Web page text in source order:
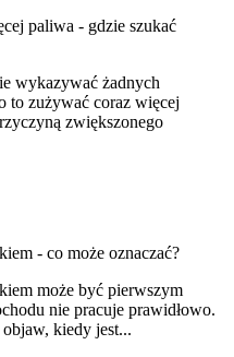
paliwa - gdzie szukać
wykazywać żadnych
to zużywać coraz więcej
zwiększonego
- co może oznaczać?
może być pierwszym
nie pracuje prawidłowo.
kiedy jest...